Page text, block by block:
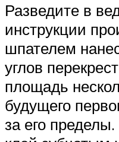
Разведите в
инструкции
шпателем
углов
площадь
будущего
за его